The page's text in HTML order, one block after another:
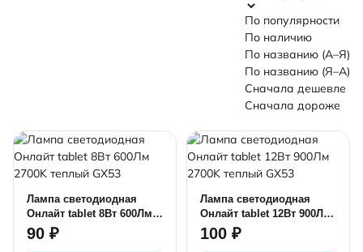
По популярности
По наличию
По названию (А–Я)
По названию (Я–А)
Сначала дешевле
Сначала дороже
Лампа светодиодная
Онлайт tablet 8Вт 600Лм
2700K теплый GX53
90 ₽
Лампа светодиодная
Онлайт tablet 12Вт 900Лм
2700K теплый GX53
100 ₽